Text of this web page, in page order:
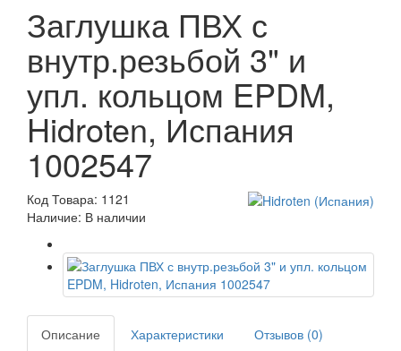
Заглушка ПВХ с
внутр.резьбой 3" и
упл. кольцом EPDM,
Hidroten, Испания
1002547
Код Товара: 1121
Наличие: В наличии
Описание Характеристики Отзывов (0)